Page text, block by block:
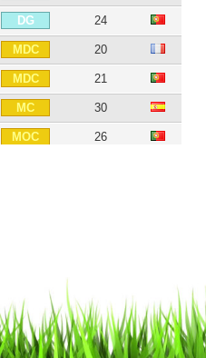
DG 24
MDC 20
MDC 21
MC 30
MOC 26
AID 18
AIG 23